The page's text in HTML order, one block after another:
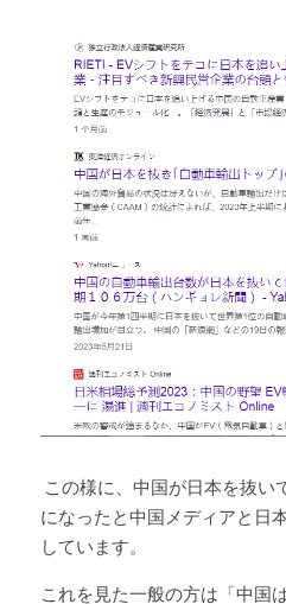
になったと中国メディアと日
しています。
これを見た一般の方は「中国